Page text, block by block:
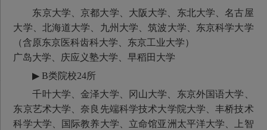
东京大学、京都大学、大阪大学、东北大学、名古屋
大学、北海道大学、九州大学、筑波大学、东京科学大学
（含原东京医科齿科大学、东京工业大学）
广岛大学、庆应义塾大学、早稻田大学
▶ B类院校24所
千叶大学、金泽大学、冈山大学、东京外国语大学、
东京艺术大学、奈良先端科学技术大学院大学、丰桥技术
科学大学、国际教养大学、立命馆亚洲太平洋大学、上智